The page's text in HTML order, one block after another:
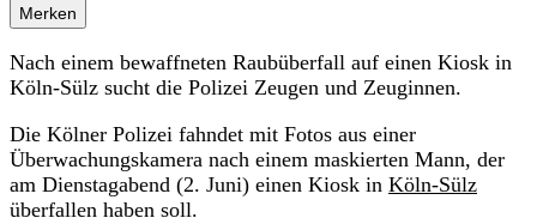
Merken
Nach einem bewaffneten Raubüberfall auf einen Kiosk in
Köln-Sülz sucht die Polizei Zeugen und Zeuginnen.
Die Kölner Polizei fahndet mit Fotos aus einer
Überwachungskamera nach einem maskierten Mann, der
am Dienstagabend (2. Juni) einen Kiosk in Köln-Sülz
überfallen haben soll.